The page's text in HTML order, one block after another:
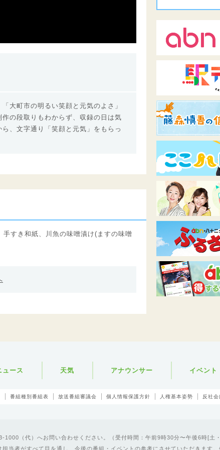
大町市の明るい笑顔と元気のよさ」
の段取りもわからず、収録の日は気
、文字通り「笑顔と元気」をもらっ
すき和紙、川魚の味噌漬け(ますの味噌
ュース 天気 アナウンサー イベント
番組種別番組表 放送番組審議会 個人情報保護方針 人権基本姿勢 反社
（代）へお問い合わせください。（受付時間：午前9時30分〜午後6時[土
当者がすべて目を通し、今後の番組・イベントの参考にさせていただきます